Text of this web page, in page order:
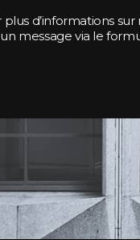
d’informations sur
message via le